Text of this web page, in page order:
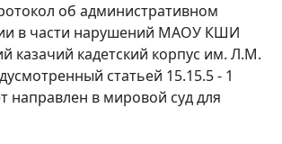
об административном
в части нарушений МАОУ КШИ
казачий кадетский корпус им. Л.М.
й статьей 15.15.5 - 1
направлен в мировой суд для